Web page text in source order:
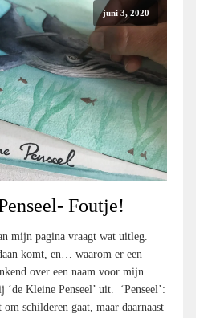
juni 3, 2020
Foutje!
mijn pagina vraagt wat uitleg.
komt, en… waarom er een
over een naam voor mijn
Kleine Penseel’ uit. ‘Penseel’:
schilderen gaat, maar daarnaast